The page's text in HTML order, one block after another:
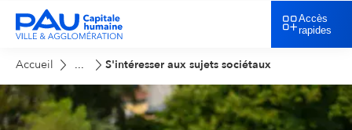
Accès
rapides
Accueil ... S'intéresser aux sujets sociétaux